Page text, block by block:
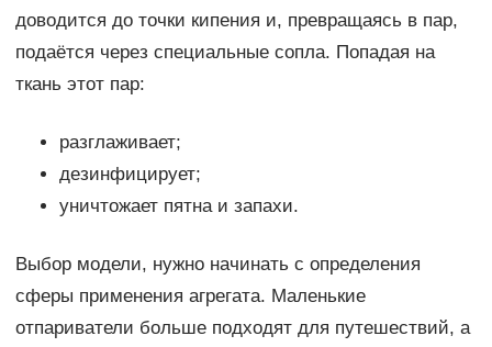
доводится до точки кипения и, превращаясь в пар,
подаётся через специальные сопла. Попадая на
ткань этот пар:
разглаживает;
дезинфицирует;
уничтожает пятна и запахи.
Выбор модели, нужно начинать с определения
сферы применения агрегата. Маленькие
отпариватели больше подходят для путешествий, а